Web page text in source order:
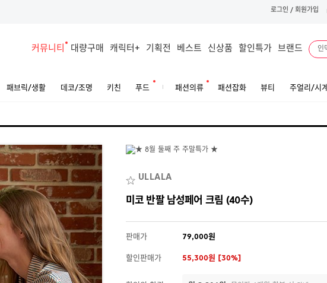
로그인 / 회원가입
커뮤니티 대량구매 캐릭터+ 기획전 베스트 신상품 할인특가 브랜드
패브릭/생활 데코/조명 키친 푸드 패션의류 패션잡화 뷰티 주얼리/시계
ULLALA
미코 반팔 남성페어 크림 (40수)
판매가 79,000원
할인판매가 55,300원 [30%]